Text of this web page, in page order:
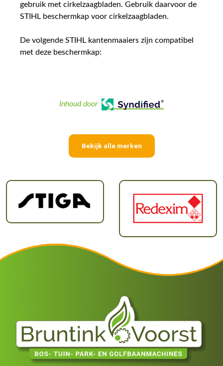
gebruik met cirkelzaagbladen. Gebruik daarvoor de
STIHL beschermkap voor cirkelzaagbladen.
De volgende STIHL kantenmaaiers zijn compatibel
met deze beschermkap:
Inhoud door
Bekijk alle merken